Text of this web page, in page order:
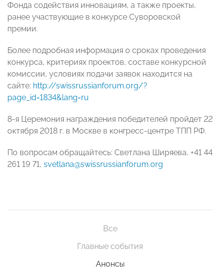
Фонда содействия инновациям, а также проекты,
ранее участвующие в конкурсе Суворовской
премии.
Более подробная информация о сроках проведения
конкурса, критериях проектов, составе конкурсной
комиссии, условиях подачи заявок находится на
сайте: http://swissrussianforum.org/?
page_id=1834&lang=ru
8-я Церемония награждения победителей пройдет 22
октября 2018 г. в Москве в конгресс-центре ТПП РФ.
По вопросам обращайтесь: Светлана Ширяева, +41 44
261 19 71, svetlana@swissrussianforum.org
Все
Главные события
Анонсы